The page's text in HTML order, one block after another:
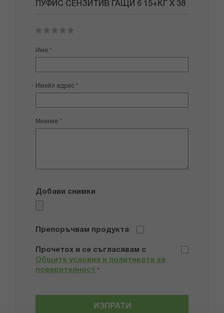
ПУФИС СЕНЗИТИВ ГАЩИ 6 15+КГ Х 38
star
stars
stars
stars
stars
Име
Имейл адрес
Мнение
Добави снимки
Препоръчвам продукта
Прочетох и се съгласявам с
Общите условия и политиката за
поверителност *
ИЗПРАТИ